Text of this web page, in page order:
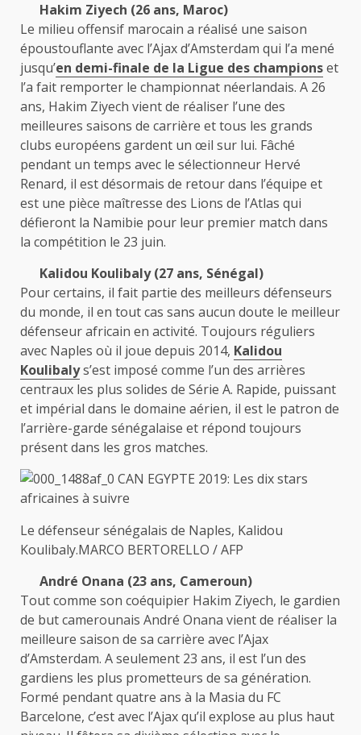
Hakim Ziyech (26 ans, Maroc)
Le milieu offensif marocain a réalisé une saison
époustouflante avec l’Ajax d’Amsterdam qui l’a mené
jusqu’en demi-finale de la Ligue des championset
l’a fait remporter le championnat néerlandais. A 26
ans, Hakim Ziyech vient de réaliser l’une des
meilleures saisons de carrière et tous les grands
clubs européens gardent un œil sur lui. Fâché
pendant un temps avec le sélectionneur Hervé
Renard, il est désormais de retour dans l’équipe et
est une pièce maîtresse des Lions de l’Atlas qui
défieront la Namibie pour leur premier match dans
la compétition le 23 juin.
Kalidou Koulibaly (27 ans, Sénégal)
Pour certains, il fait partie des meilleurs défenseurs
du monde, il en tout cas sans aucun doute le meilleur
défenseur africain en activité. Toujours réguliers
avec Naples où il joue depuis 2014, Kalidou
Koulibalys’est imposé comme l’un des arrières
centraux les plus solides de Série A. Rapide, puissant
et impérial dans le domaine aérien, il est le patron de
l’arrière-garde sénégalaise et répond toujours
présent dans les gros matches.
Le défenseur sénégalais de Naples, Kalidou
Koulibaly.MARCO BERTORELLO / AFP
André Onana (23 ans, Cameroun)
Tout comme son coéquipier Hakim Ziyech, le gardien
de but camerounais André Onana vient de réaliser la
meilleure saison de sa carrière avec l’Ajax
d’Amsterdam. A seulement 23 ans, il est l’un des
gardiens les plus prometteurs de sa génération.
Formé pendant quatre ans à la Masia du FC
Barcelone, c’est avec l’Ajax qu’il explose au plus haut